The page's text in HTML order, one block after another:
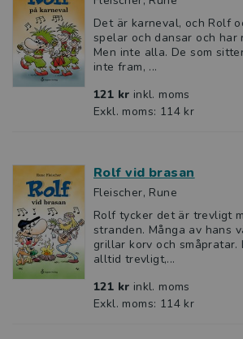
Det är karneval, och Rolf
spelar och dansar och har
Men inte alla. De som
inte fram, ...
121 kr inkl. moms
Exkl. moms: 114 kr
Rolf vid brasan
Fleischer, Rune
Rolf tycker det är trevligt
stranden. Många av hans
grillar korv och småpratar.
alltid trevligt,...
121 kr inkl. moms
Exkl. moms: 114 kr